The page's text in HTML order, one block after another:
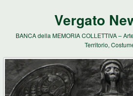
Vergato
BANCA della MEMORIA COLLETTIVA –
Territorio,